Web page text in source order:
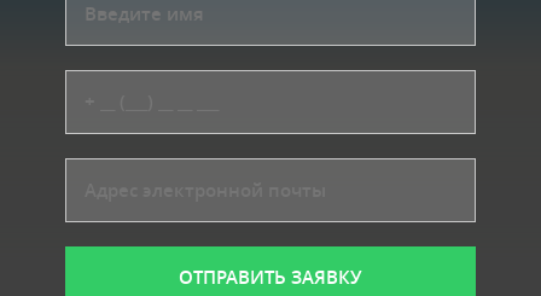
Компания
О холдинге
Команда
Лицензии и сертификаты